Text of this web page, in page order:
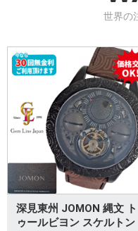
世界の
深見東州 JOMON 縄文 ト
ゥールビヨン スケルトン